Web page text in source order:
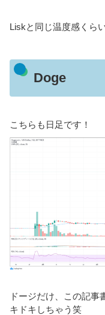
Liskと同じ温度感くら
Doge
こちらも日足です！
ドージだけ、この記事
キドキしちゃう笑